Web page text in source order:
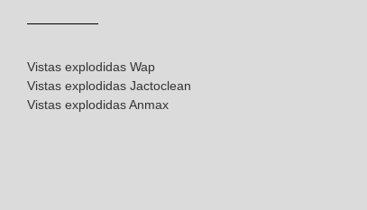
Vistas explodidas Wap
Vistas explodidas Jactoclean
Vistas explodidas Anmax